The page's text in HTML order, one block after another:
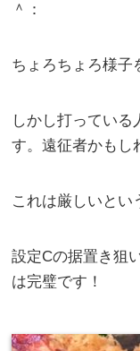
＾：
ちょろちょろ様子
しかし打ってい
す。遠征者かもし
これは厳しいとい
設定Cの据置き狙
は完璧です！